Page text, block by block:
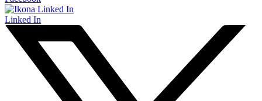
Linked In